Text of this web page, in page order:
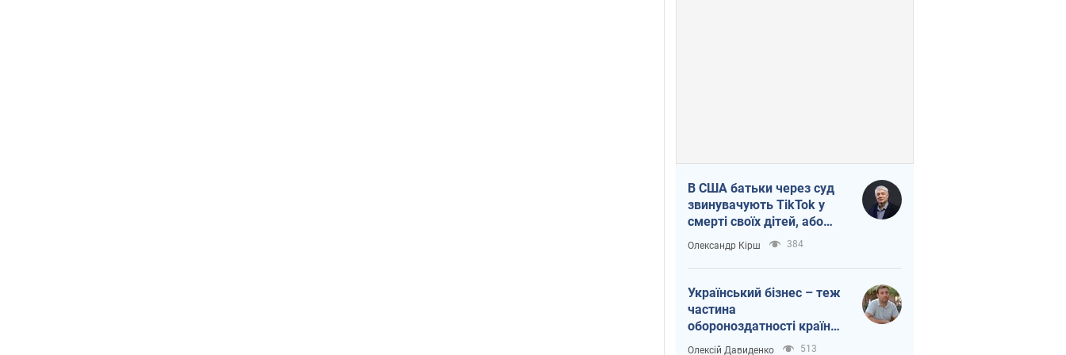
В США батьки через суд
звинувачують TikTok у
смерті своїх дітей, або
Атака КНР на молодь
Олександр Кірш 384
Український бізнес – теж
частина
обороноздатності країни.
Не віддавайте їхній ринок
Олексій Давиденко 513